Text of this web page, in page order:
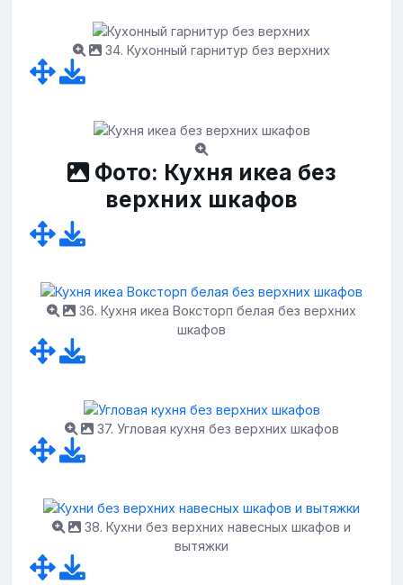
34. Кухонный гарнитур без верхних
Фото: Кухня икеа без
верхних шкафов
36. Кухня икеа Воксторп белая без верхних
шкафов
37. Угловая кухня без верхних шкафов
38. Кухни без верхних навесных шкафов и
вытяжки